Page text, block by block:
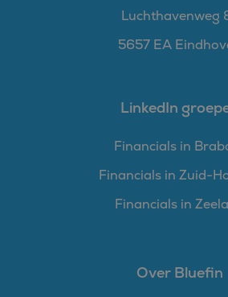
Luchthavenweg
5657 EA
LinkedIn
Financials in
Financials in Zuid-
Financials in
Over Bluefin